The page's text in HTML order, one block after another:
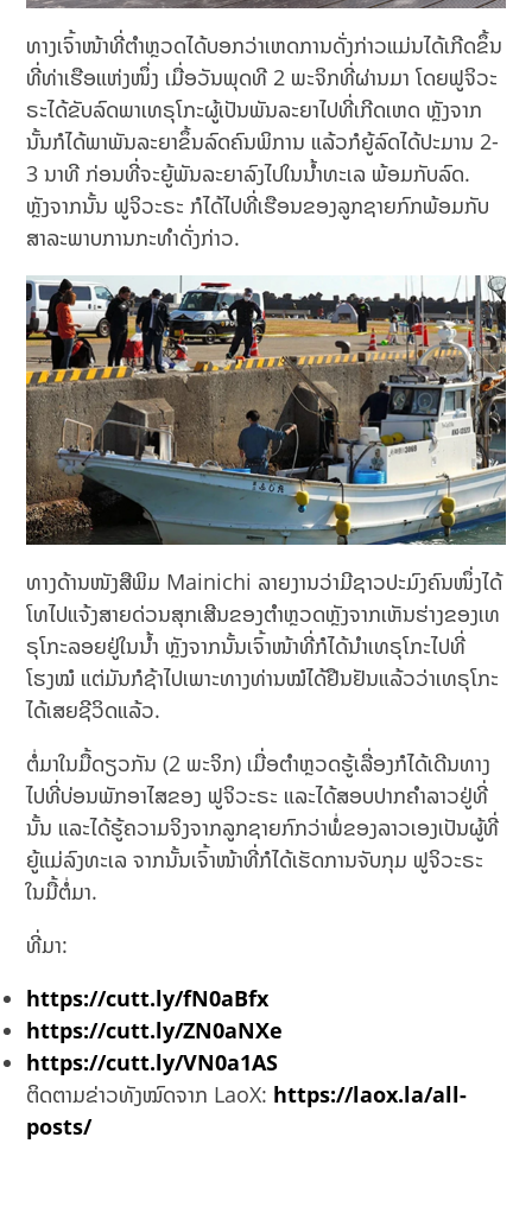
ທາງເຈົ້າໜ້າທີ່ຕໍາຫຼວດໄດ້ບອກວ່າເຫດການດັ່ງກ່າວແມ່ນໄດ້ເກີດຂຶ້ນ
ທີ່ທ່າເຮືອແຫ່ງໜຶ່ງ ເມື່ອວັນພຸດທີ 2 ພະຈິກທີ່ຜ່ານມາ ໂດຍຟູຈິວະ
ຣະໄດ້ຂັບລົດພາເທຣຸໂກະຜູ້ເປັນພັນລະຍາໄປທີ່ເກີດເຫດ ຫຼັງຈາກ
ນັ້ນກໍໄດ້ພາພັນລະຍາຂຶ້ນລົດຄົນພິການ ແລ້ວກໍຍູ້ລົດໄດ້ປະມານ 2-
3 ນາທີ ກ່ອນທີ່ຈະຍູ້ພັນລະຍາລົງໄປໃນນ້ຳທະເລ ພ້ອມກັບລົດ.
ຫຼັງຈາກນັ້ນ ຟູຈິວະຣະ ກໍໄດ້ໄປທີ່ເຮືອນຂອງລູກຊາຍກົກພ້ອມກັບ
ສາລະພາບການກະທຳດັ່ງກ່າວ.
ທາງດ້ານໜັງສືພິມ Mainichi ລາຍງານວ່າມີຊາວປະມົງຄົນໜຶ່ງໄດ້
ໂທໄປແຈ້ງສາຍດ່ວນສຸກເສີນຂອງຕໍາຫຼວດຫຼັງຈາກເຫັນຮ່າງຂອງເທ
ຣຸໂກະລອຍຢູ່ໃນນ້ຳ ຫຼັງຈາກນັ້ນເຈົ້າໜ້າທີ່ກໍໄດ້ນຳເທຣຸໂກະໄປທີ່
ໂຮງໝໍ ແຕ່ມັນກໍຊ້າໄປເພາະທາງທ່ານໝໍໄດ້ຢືນຢັນແລ້ວວ່າເທຣຸໂກະ
ໄດ້ເສຍຊີວິດແລ້ວ.
ຕໍ່ມາໃນມື້ດຽວກັນ (2 ພະຈິກ) ເມື່ອຕໍາຫຼວດຮູ້ເລື່ອງກໍໄດ້ເດີນທາງ
ໄປທີ່ບ່ອນພັກອາໄສຂອງ ຟູຈິວະຣະ ແລະໄດ້ສອບປາກຄໍາລາວຢູ່ທີ່
ນັ້ນ ແລະໄດ້ຮູ້ຄວາມຈິງຈາກລູກຊາຍກົກວ່າພໍ່ຂອງລາວເອງເປັນຜູ້ທີ່
ຍູ້ແມ່ລົງທະເລ ຈາກນັ້ນເຈົ້າໜ້າທີ່ກໍໄດ້ເຮັດການຈັບກຸມ ຟູຈິວະຣະ
ໃນມື້ຕໍ່ມາ.
ທີ່ມາ:
https://cutt.ly/fN0aBfx
https://cutt.ly/ZN0aNXe
https://cutt.ly/VN0a1AS
ຕິດຕາມຂ່າວທັງໝົດຈາກ LaoX: https://laox.la/all-
posts/